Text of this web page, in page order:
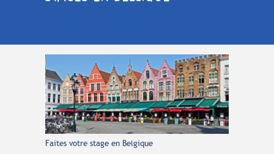
Faites votre stage en Belgique